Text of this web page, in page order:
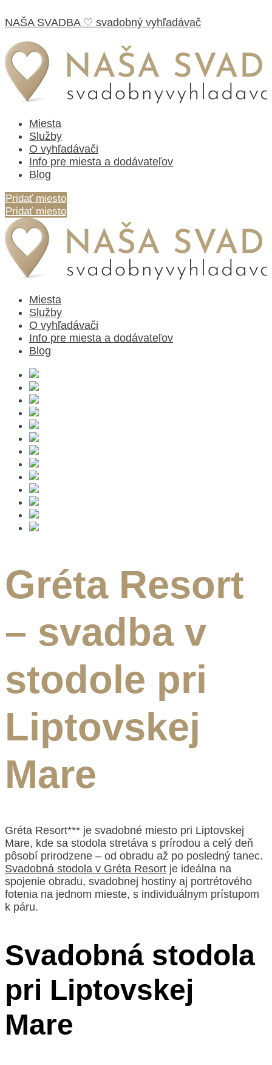
NAŠA SVADBA ♡ svadobný vyhľadávač
Miesta
Služby
O vyhľadávači
Info pre miesta a dodávateľov
Blog
Pridať miesto
Pridať miesto
Miesta
Služby
O vyhľadávači
Info pre miesta a dodávateľov
Blog
Gréta Resort
– svadba v
stodole pri
Liptovskej
Mare
Gréta Resort*** je svadobné miesto pri Liptovskej
Mare, kde sa stodola stretáva s prírodou a celý deň
pôsobí prirodzene – od obradu až po posledný tanec.
Svadobná stodola v Gréta Resort je ideálna na
spojenie obradu, svadobnej hostiny aj portrétového
fotenia na jednom mieste, s individuálnym prístupom
k páru.
Svadobná stodola
pri Liptovskej
Mare